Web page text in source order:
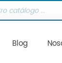
Blog